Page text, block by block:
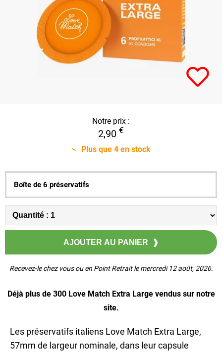
Notre prix :
2,90 €
Plus que 4en stock
Boîte de 6 préservatifs
Recevez-le chez vous ou en Point Retrait le mercredi 12 août, 2026.
Déjà plus de 300 Love Match Extra Large vendus sur notre
site.
Les préservatifs italiens Love Match Extra Large,
57mm de largeur nominale, dans leur capsule